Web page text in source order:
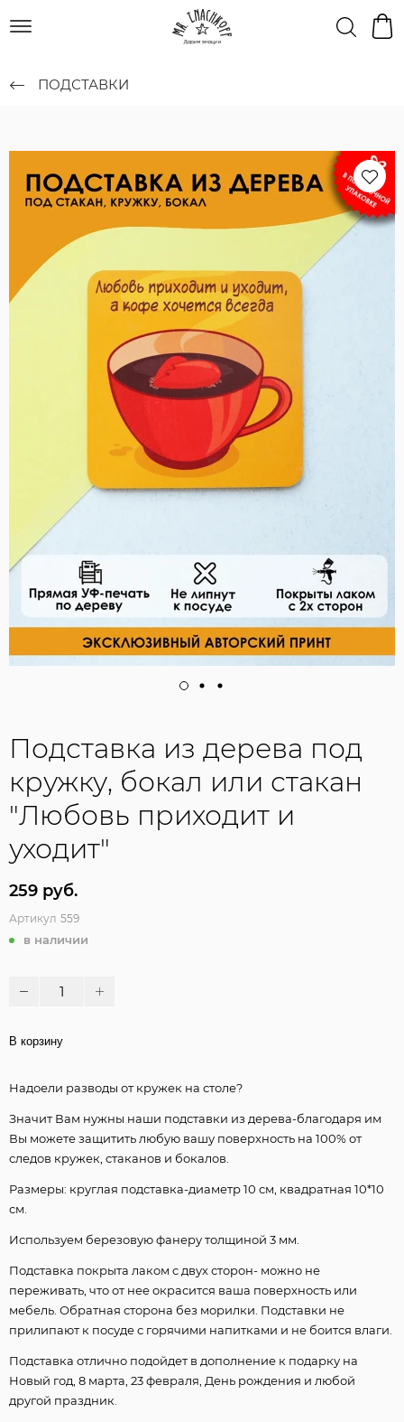
ПОДСТАВКИ
Подставка из дерева под
кружку, бокал или стакан
"Любовь приходит и
уходит"
259 руб.
Артикул 559
в наличии
В корзину
Надоели разводы от кружек на столе?
Значит Вам нужны наши подставки из дерева-благодаря им
Вы можете защитить любую вашу поверхность на 100% от
следов кружек, стаканов и бокалов.
Размеры: круглая подставка-диаметр 10 см, квадратная 10*10
см.
Используем березовую фанеру толщиной 3 мм.
Подставка покрыта лаком с двух сторон- можно не
переживать, что от нее окрасится ваша поверхность или
мебель. Обратная сторона без морилки. Подставки не
прилипают к посуде с горячими напитками и не боится влаги.
Подставка отлично подойдет в дополнение к подарку на
Новый год, 8 марта, 23 февраля, День рождения и любой
другой праздник.